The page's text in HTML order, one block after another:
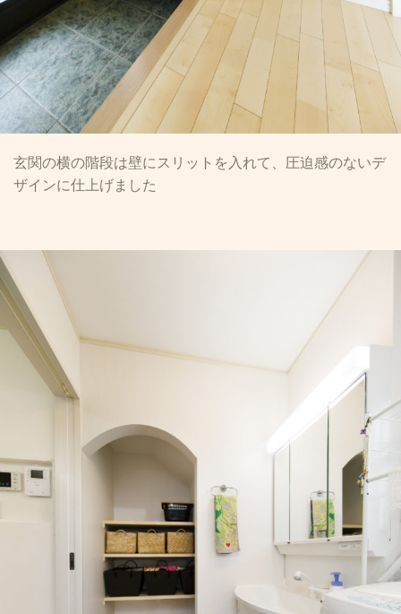
玄関の横の階段は壁にスリットを入れて、圧迫感のないデ
ザインに仕上げました